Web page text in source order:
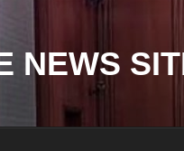
NEWS